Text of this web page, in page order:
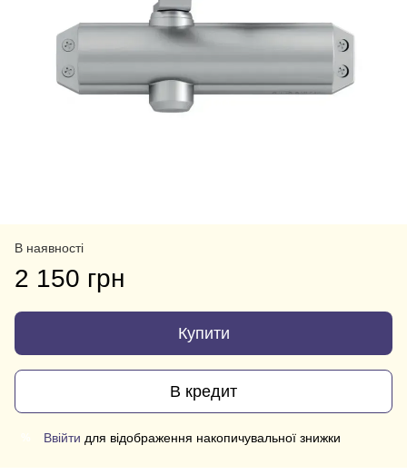
В наявності
2 150 грн
Купити
В кредит
Ввійти для відображення накопичувальної знижки